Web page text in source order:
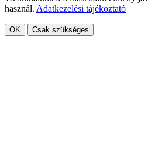
használ. Adatkezelési tájékoztató
OK Csak szükséges